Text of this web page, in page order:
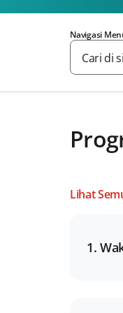
Navigasi
Cari di
Lihat
1.